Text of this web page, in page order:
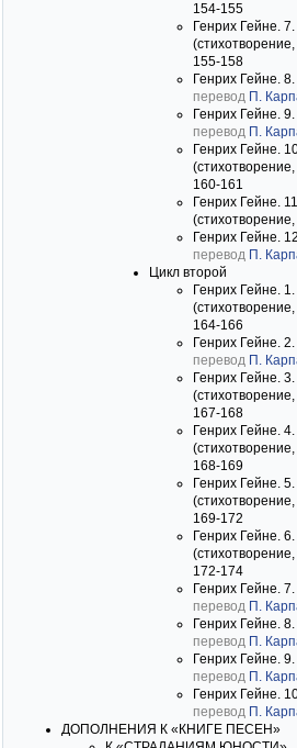
154-155
Генрих Гейне. 7.
(стихотворение,
155-158
Генрих Гейне. 8.
перевод П.
Генрих Гейне. 9.
перевод П.
Генрих Гейне.
(стихотворение,
160-161
Генрих Гейне.
(стихотворение,
Генрих Гейне.
перевод П.
Цикл второй
Генрих Гейне. 1.
(стихотворение,
164-166
Генрих Гейне. 2.
перевод П.
Генрих Гейне. 3.
(стихотворение,
167-168
Генрих Гейне. 4.
(стихотворение,
168-169
Генрих Гейне. 5.
(стихотворение,
169-172
Генрих Гейне. 6.
(стихотворение,
172-174
Генрих Гейне. 7.
перевод П.
Генрих Гейне. 8.
перевод П.
Генрих Гейне. 9.
перевод П.
Генрих Гейне.
перевод П.
ДОПОЛНЕНИЯ К «КНИГЕ ПЕСЕН»